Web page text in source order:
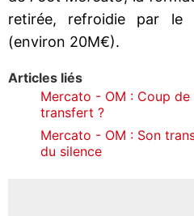
retirée, refroidie par le
(environ 20M€).
Articles liés
Mercato - OM : Coup
transfert ?
Mercato - OM : Son
du silence